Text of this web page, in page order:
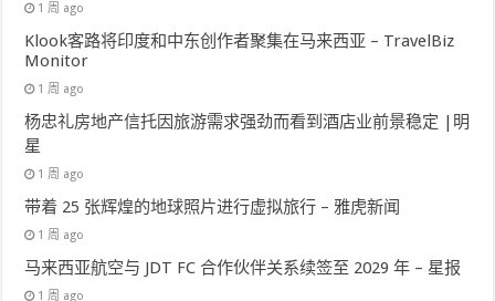
1 周 ago
Klook客路将印度和中东创作者聚集在马来西亚 – TravelBiz
Monitor
1 周 ago
杨忠礼房地产信托因旅游需求强劲而看到酒店业前景稳定 |明
星
1 周 ago
带着 25 张辉煌的地球照片进行虚拟旅行 – 雅虎新闻
1 周 ago
马来西亚航空与 JDT FC 合作伙伴关系续签至 2029 年 – 星报
1 周 ago